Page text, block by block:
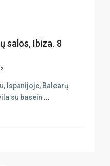
salos, Ibiza. 8
Ispanijoje, Balearų
su basein ...